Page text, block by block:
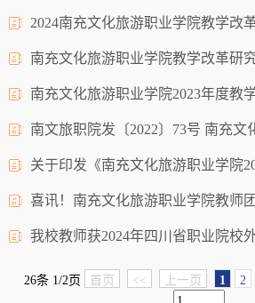
2024南充文化旅游职业学院教学改革研究项
南充文化旅游职业学院教学改革研究项目管理
南充文化旅游职业学院2023年度教学改革研究
南文旅职院发〔2022〕73号 南充文化旅游职业学院2022年度教学改
关于印发《南充文化旅游职业学院2024年度教学改革研究项目
喜讯！南充文化旅游职业学院教师团队获2024年高等学校外语课程思政优秀教学案例现场
我校教师获2024年四川省职业院校外语课程思政
26条 1/2页 首页 << 上一页 1 2